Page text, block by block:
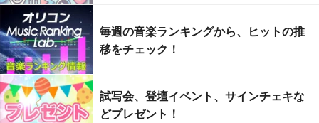
毎週の音楽ランキングから、ヒットの推
移をチェック！
試写会、登壇イベント、サインチェキな
どプレゼント！